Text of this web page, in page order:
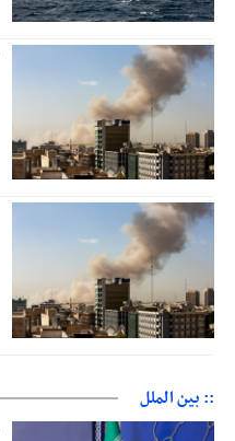
:: بین الملل